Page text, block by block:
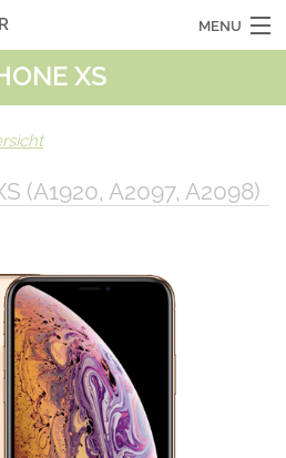
MENU
XS
(A1920, A2097, A2098)